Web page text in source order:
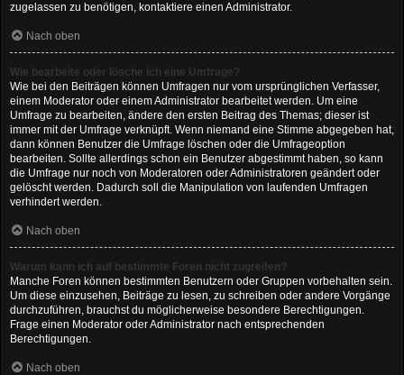
zugelassen zu benötigen, kontaktiere einen Administrator.
Nach oben
Wie bearbeite oder lösche ich eine Umfrage?
Wie bei den Beiträgen können Umfragen nur vom ursprünglichen Verfasser,
einem Moderator oder einem Administrator bearbeitet werden. Um eine
Umfrage zu bearbeiten, ändere den ersten Beitrag des Themas; dieser ist
immer mit der Umfrage verknüpft. Wenn niemand eine Stimme abgegeben hat,
dann können Benutzer die Umfrage löschen oder die Umfrageoption
bearbeiten. Sollte allerdings schon ein Benutzer abgestimmt haben, so kann
die Umfrage nur noch von Moderatoren oder Administratoren geändert oder
gelöscht werden. Dadurch soll die Manipulation von laufenden Umfragen
verhindert werden.
Nach oben
Warum kann ich auf bestimmte Foren nicht zugreifen?
Manche Foren können bestimmten Benutzern oder Gruppen vorbehalten sein.
Um diese einzusehen, Beiträge zu lesen, zu schreiben oder andere Vorgänge
durchzuführen, brauchst du möglicherweise besondere Berechtigungen.
Frage einen Moderator oder Administrator nach entsprechenden
Berechtigungen.
Nach oben